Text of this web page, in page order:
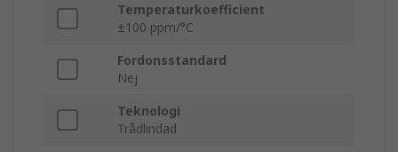
Temperaturkoefficient
±100 ppm/°C
Fordonsstandard
Nej
Teknologi
Trådlindad